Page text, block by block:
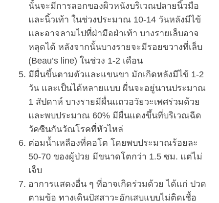
นั้นจะมีการลอกของผิวหนังบริเวณปลายนิ้วมือ
และนิ้วเท้า ในช่วงประมาณ 10-14 วันหลังมีไข้
และอาจลามไปที่ฝ่ามือฝ่าเท้า บางรายเล็บอาจ
หลุดได้ หลังจากนั้นบางรายจะมีรอยขวางที่เล็บ
(Beau’s line) ในช่วง 1-2 เดือน
มีผื่นขึ้นตามตัวและแขนขา มักเกิดหลังมีไข้ 1-2
วัน และเป็นได้หลายแบบ ผื่นจะอยู่นานประมาณ
1 สัปดาห์ บางรายมีผื่นแถวอวัยวะเพศร่วมด้วย
และพบประมาณ 60% มีผื่นแดงขึ้นที่บริเวณฉีด
วัคซีนกันวัณโรคที่หัวไหล่
ต่อมน้ำเหลืองที่คอโต โดยพบประมาณร้อยละ
50-70 ของผู้ป่วย มีขนาดโตกว่า 1.5 ซม. แต่ไม่
เจ็บ
อาการแสดงอื่น ๆ ที่อาจเกิดร่วมด้วย ได้แก่ ปวด
ตามข้อ ทางเดินปัสสาวะอักเสบแบบไม่ติดเชื้อ